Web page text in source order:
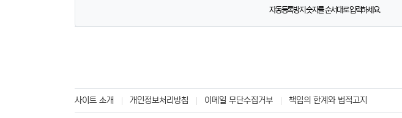
자동등록방지 숫자를 순서대로 입력하세요.
사이트 소개 개인정보처리방침 이메일 무단수집거부 책임의 한계와 법적고지